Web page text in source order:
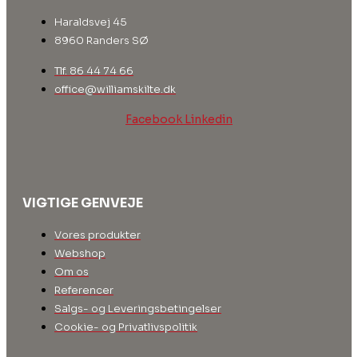
Haraldsvej 45
8960 Randers SØ
Tlf. 86 44 74 66
office@williamskilte.dk
Facebook Linkedin
VIGTIGE GENVEJE
Vores produkter
Webshop
Om os
Referencer
Salgs- og Leveringsbetingelser
Cookie- og Privatlivspolitik